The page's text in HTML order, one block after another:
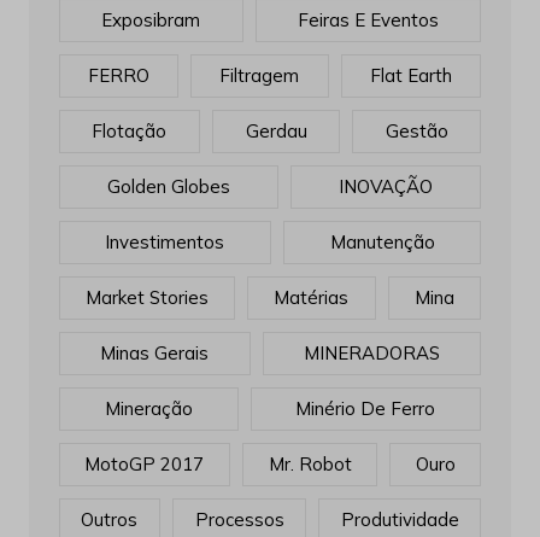
Exposibram Feiras E Eventos
FERRO Filtragem Flat Earth
Flotação Gerdau Gestão
Golden Globes INOVAÇÃO
Investimentos Manutenção
Market Stories Matérias Mina
Minas Gerais MINERADORAS
Mineração Minério De Ferro
MotoGP 2017 Mr. Robot Ouro
Outros Processos Produtividade